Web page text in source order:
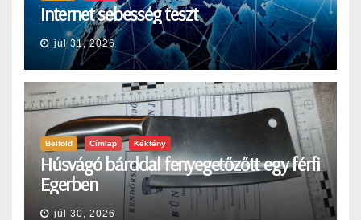
Internet sebesség teszt
júl 31, 2026
Belföld Címlap Kékfény
Húsvágó bárddal fenyegetőzőtt egy férfi
Egerben
júl 30, 2026